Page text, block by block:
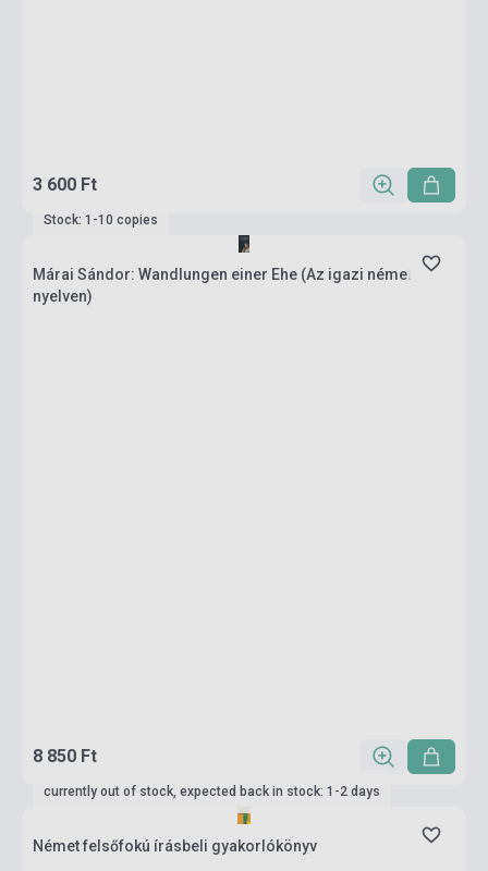
3 600 Ft
Stock: 1-10 copies
Márai Sándor: Wandlungen einer Ehe (Az igazi német
nyelven)
8 850 Ft
currently out of stock, expected back in stock: 1-2 days
Német felsőfokú írásbeli gyakorlókönyv